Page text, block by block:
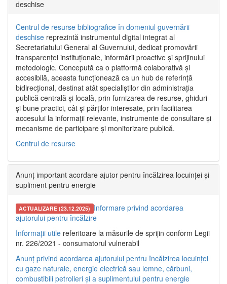
deschise
Centrul de resurse bibliografice în domeniul guvernării
deschise reprezintă instrumentul digital integrat al
Secretariatului General al Guvernului, dedicat promovării
transparenței instituționale, informării proactive și sprijinului
metodologic. Concepută ca o platformă colaborativă și
accesibilă, aceasta funcționează ca un hub de referință
bidirecțional, destinat atât specialiștilor din administrația
publică centrală și locală, prin furnizarea de resurse, ghiduri
și bune practici, cât și părților interesate, prin facilitarea
accesului la informații relevante, instrumente de consultare și
mecanisme de participare și monitorizare publică.
Centrul de resurse
Anunț important acordare ajutor pentru încălzirea locuinței și
supliment pentru energie
ACTUALIZARE (23.12.2025) Informare privind acordarea
ajutorului pentru încălzire
Informații utile referitoare la măsurile de sprijin conform Legii
nr. 226/2021 - consumatorul vulnerabil
Anunț privind acordarea ajutorului pentru încălzirea locuinței
cu gaze naturale, energie electrică sau lemne, cărbuni,
combustibili petrolieri și a suplimentului pentru energie